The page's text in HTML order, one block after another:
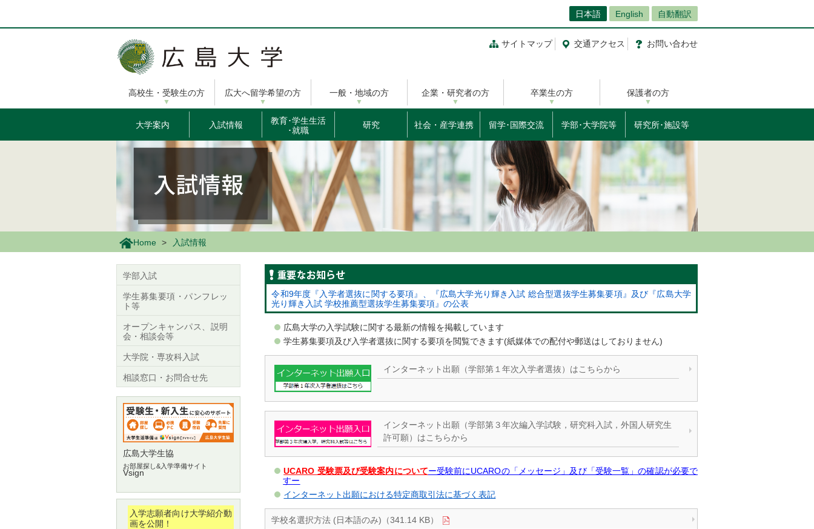
ン
に
日本語 English 自動翻訳
サイトマップ 交通アクセス お問い合わせ
高校生・受験生の方 広大へ留学希望の方 一般・地域の方 企業・研究者の方 卒業生の方 保護者の方
大学案内 入試情報
教育･学生生活
･就職
研究 社会・産学連携 留学･国際交流 学部･大学院等 研究所･施設等
Home 入試情報
令和9年度『入学者選抜に関する要項』、『広島大学光り輝き入試 総合型選抜学生募集要項』及び『広島大学
光り輝き入試 学校推薦型選抜学生募集要項』の公表
広島大学の入学試験に関する最新の情報を掲載しています
学生募集要項及び入学者選抜に関する要項を閲覧できます(紙媒体での配付や郵送はしておりません)
インターネット出願（学部第１年次入学者選抜）はこちらから
インターネット出願（学部第３年次編入学試験，研究科入試，外国人研究生
許可願）はこちらから
UCARO 受験票及び受験案内についてー受験前にUCAROの「メッセージ」及び「受験一覧」の確認が必要で
すー
インターネット出願における特定商取引法に基づく表記
学校名選択方法 (日本語のみ)（341.14 KB）
学部入試
学生募集要項・パンフレッ
ト等
オープンキャンパス、説明
会・相談会等
大学院・専攻科入試
相談窓口・お問合せ先
広島大学生協
お部屋探し&入学準備サイト
Vsign
入学志願者向け大学紹介動
画を公開！